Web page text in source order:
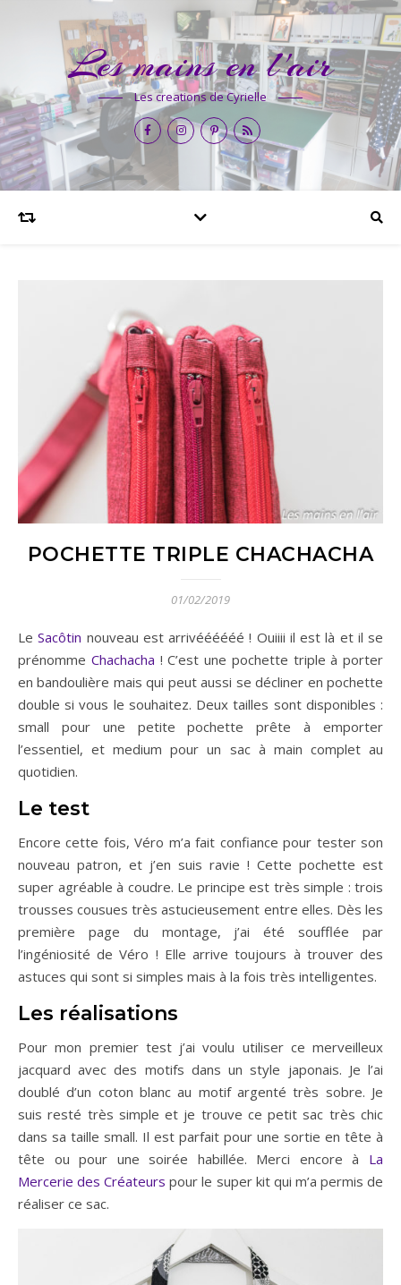
Les mains en l'air
Les creations de Cyrielle
POCHETTE TRIPLE CHACHACHA
01/02/2019
LeSacôtin nouveau est arrivéééééé ! Ouiiii il est là et il se
prénomme Chachacha ! C’est une pochette triple à porter
en bandoulière mais qui peut aussi se décliner en pochette
double si vous le souhaitez. Deux tailles sont disponibles :
small pour une petite pochette prête à emporter
l’essentiel, et medium pour un sac à main complet au
quotidien.
Le test
Encore cette fois, Véro m’a fait confiance pour tester son
nouveau patron, et j’en suis ravie ! Cette pochette est
super agréable à coudre. Le principe est très simple : trois
trousses cousues très astucieusement entre elles. Dès les
première page du montage, j’ai été soufflée par
l’ingéniosité de Véro ! Elle arrive toujours à trouver des
astuces qui sont si simples mais à la fois très intelligentes.
Les réalisations
Pour mon premier test j’ai voulu utiliser ce merveilleux
jacquard avec des motifs dans un style japonais. Je l’ai
doublé d’un coton blanc au motif argenté très sobre. Je
suis resté très simple et je trouve ce petit sac très chic
dans sa taille small. Il est parfait pour une sortie en tête à
tête ou pour une soirée habillée. Merci encore à La
Mercerie des Créateurs pour le super kit qui m’a permis de
réaliser ce sac.